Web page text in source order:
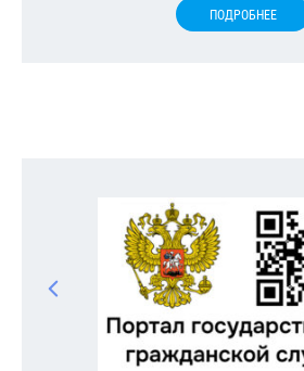
ПОДРОБНЕЕ